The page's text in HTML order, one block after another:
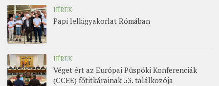
HÍREK
Papi lelkigyakorlat Rómában
HÍREK
Véget ért az Európai Püspöki Konferenciák
(CCEE) főtitkárainak 53. találkozója